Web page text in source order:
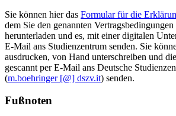
Sie können hier das Formular für die
dem Sie den genannten
herunterladen und es, mit einer digitalen
E-Mail ans Studienzentrum senden. Sie
ausdrucken, von Hand unterschreiben und
gescannt per E-Mail ans Deutsche
(m.boehringer [@] dszv.it) senden.
Fußnoten